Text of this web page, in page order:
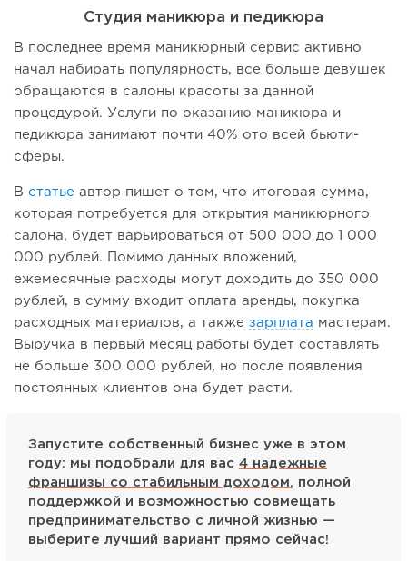
Студия маникюра и педикюра
В последнее время маникюрный сервис активно
начал набирать популярность, все больше девушек
обращаются в салоны красоты за данной
процедурой. Услуги по оказанию маникюра и
педикюра занимают почти 40% ото всей бьюти-
сферы.
В статье автор пишет о том, что итоговая сумма,
которая потребуется для открытия маникюрного
салона, будет варьироваться от 500 000 до 1 000
000 рублей. Помимо данных вложений,
ежемесячные расходы могут доходить до 350 000
рублей, в сумму входит оплата аренды, покупка
расходных материалов, а также зарплата мастерам.
Выручка в первый месяц работы будет составлять
не больше 300 000 рублей, но после появления
постоянных клиентов она будет расти.
Запустите собственный бизнес уже в этом
году: мы подобрали для вас 4 надежные
франшизы со стабильным доходом, полной
поддержкой и возможностью совмещать
предпринимательство с личной жизнью —
выберите лучший вариант прямо сейчас!